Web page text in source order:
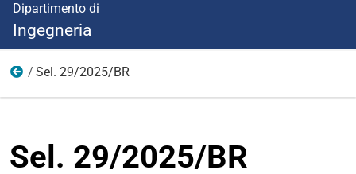
Dipartimento di
Ingegneria
2025
Sel. 29/2025/BR
Sel. 29/2025/BR